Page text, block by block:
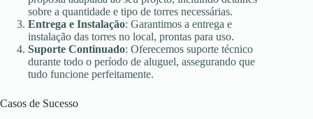
sobre a quantidade e tipo de torres necessárias.
Entrega e Instalação: Garantimos a entrega e
instalação das torres no local, prontas para uso.
Suporte Continuado: Oferecemos suporte técnico
durante todo o período de aluguel, assegurando que
tudo funcione perfeitamente.
Casos de Sucesso